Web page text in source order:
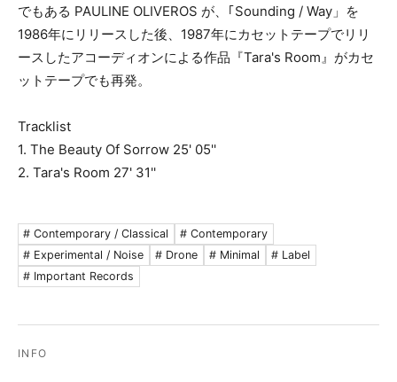
でもある PAULINE OLIVEROS が、｢Sounding / Way」を
1986年にリリースした後、1987年にカセットテープでリリ
ースしたアコーディオンによる作品『Tara's Room』がカセ
ットテープでも再発。
Tracklist
1. The Beauty Of Sorrow 25' 05''
2. Tara's Room 27' 31''
# Contemporary / Classical
# Contemporary
# Experimental / Noise
# Drone # Minimal
# Label
# Important Records